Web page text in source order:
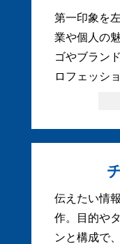
第一印象を
業や個人の
ゴやブラン
ロフェッシ
伝えたい情
作。目的や
ンと構成で